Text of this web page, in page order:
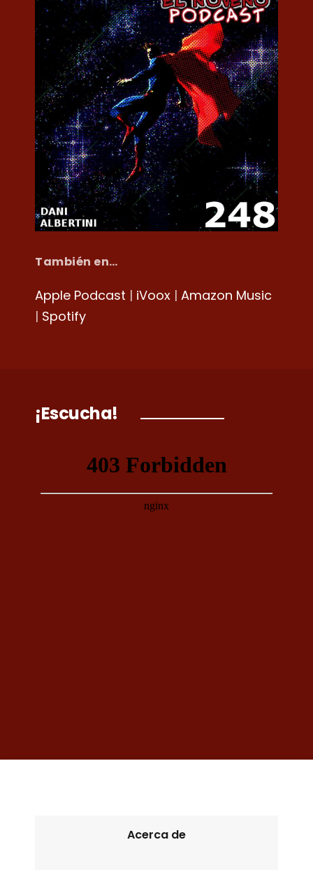
También en…
Apple Podcast | iVoox | Amazon Music
| Spotify
¡Escucha!
Acerca de